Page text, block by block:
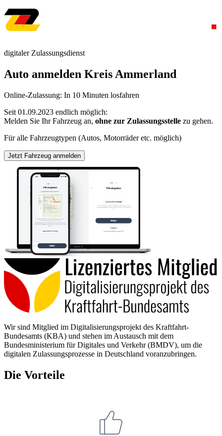
digitaler Zulassungsdienst
Auto anmelden Kreis Ammerland
Online-Zulassung: In 10 Minuten losfahren
Seit 01.09.2023 endlich möglich:
Melden Sie Ihr Fahrzeug an, ohne zur Zulassungsstelle zu gehen.
Für alle Fahrzeugtypen (Autos, Motorräder etc. möglich)
Jetzt Fahrzeug anmelden
Wir sind Mitglied im Digitalisierungsprojekt des Kraftfahrt-
Bundesamts (KBA) und stehen im Austausch mit dem
Bundesministerium für Digitales und Verkehr (BMDV), um die
digitalen Zulassungsprozesse in Deutschland voranzubringen.
Die Vorteile